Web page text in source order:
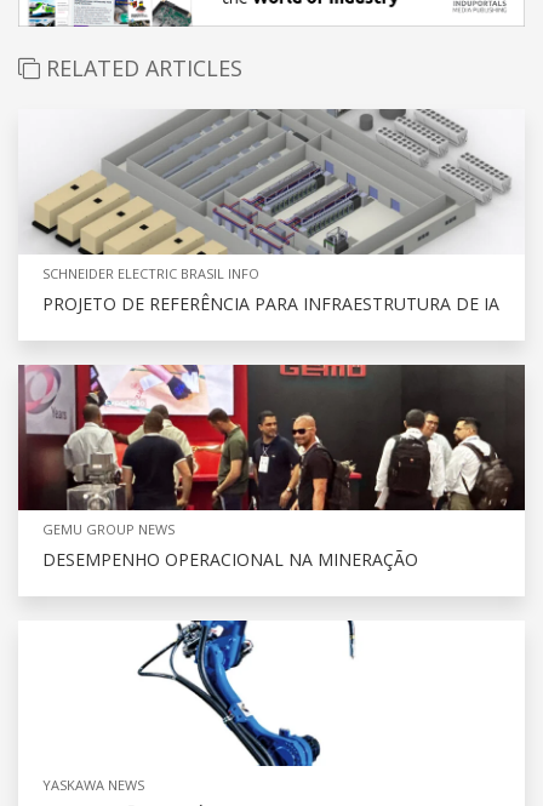
RELATED ARTICLES
SCHNEIDER ELECTRIC BRASIL INFO
PROJETO DE REFERÊNCIA PARA INFRAESTRUTURA DE IA
GEMU GROUP NEWS
DESEMPENHO OPERACIONAL NA MINERAÇÃO
YASKAWA NEWS